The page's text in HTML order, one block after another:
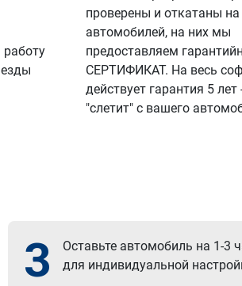
проверены и откатаны
автомобилей, на них мы
предоставляем
СЕРТИФИКАТ. На весь
действует гарантия 5 лет
"слетит" с вашего
3
Оставьте автомобиль на 1-3
для индивидуальной